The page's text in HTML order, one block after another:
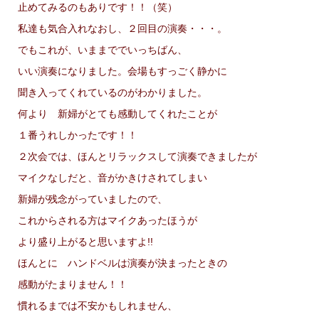
止めてみるのもありです！！（笑）
私達も気合入れなおし、２回目の演奏・・・。
でもこれが、いままででいっちばん、
いい演奏になりました。会場もすっごく静かに
聞き入ってくれているのがわかりました。
何より 新婦がとても感動してくれたことが
１番うれしかったです！！
２次会では、ほんとリラックスして演奏できましたが
マイクなしだと、音がかきけされてしまい
新婦が残念がっていましたので、
これからされる方はマイクあったほうが
より盛り上がると思いますよ!!
ほんとに ハンドベルは演奏が決まったときの
感動がたまりません！！
慣れるまでは不安かもしれません、